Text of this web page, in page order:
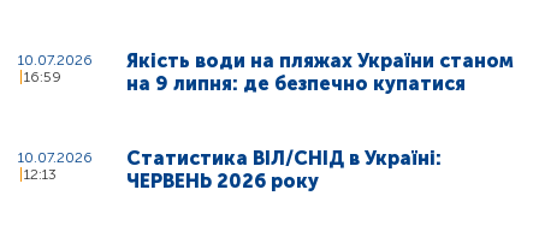
10.07.2026
16:59
Якість води на пляжах України станом
на 9 липня: де безпечно купатися
10.07.2026
12:13
Статистика ВІЛ/СНІД в Україні:
ЧЕРВЕНЬ 2026 року